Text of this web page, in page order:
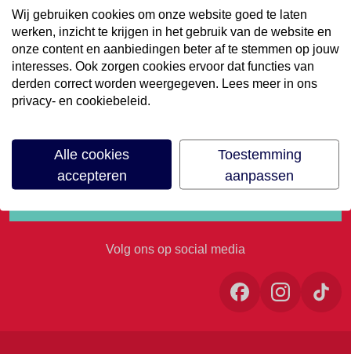
€35,- korting op je
volgende vakantie
Meld je aan voor onze nieuwsbrief
Volg ons op social media
Wij gebruiken cookies om onze website goed te laten
werken, inzicht te krijgen in het gebruik van de website en
onze content en aanbiedingen beter af te stemmen op jouw
interesses. Ook zorgen cookies ervoor dat functies van
derden correct worden weergegeven. Lees meer in ons
privacy- en cookiebeleid.
Alle cookies
accepteren
Toestemming
aanpassen